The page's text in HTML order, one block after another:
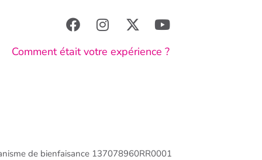
Comment était votre expérience ?
de bienfaisance 137078960RR0001